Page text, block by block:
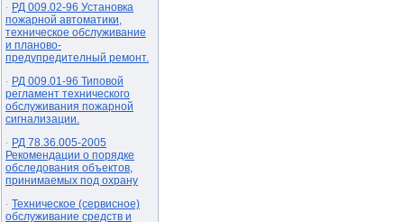
· РД 009.02-96 Установка
пожарной автоматики,
техническое обслуживание
и планово-
предупредителный ремонт.
· РД 009.01-96 Типовой
регламент технического
обслуживания пожарной
сигнализации.
· РД 78.36.005-2005
Рекомендации о порядке
обследования объектов,
принимаемых под охрану
· Техническое (сервисное)
обслуживание средств и